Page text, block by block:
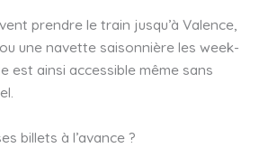
prendre le train jusqu’à Valence,
une navette saisonnière les week-
est ainsi accessible même sans
billets à l’avance ?